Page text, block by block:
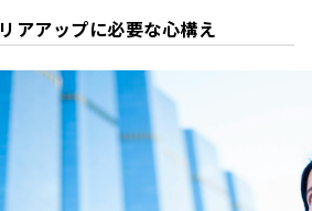
アアップに必要な心構え